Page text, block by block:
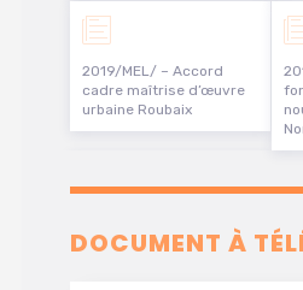
2019/MEL/ – Accord
cadre maîtrise d’œuvre
urbaine Roubaix
DOCUMENT À